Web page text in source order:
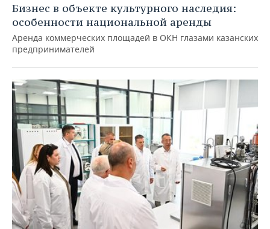
Бизнес в объекте культурного наследия:
особенности национальной аренды
Аренда коммерческих площадей в ОКН глазами казанских
предпринимателей